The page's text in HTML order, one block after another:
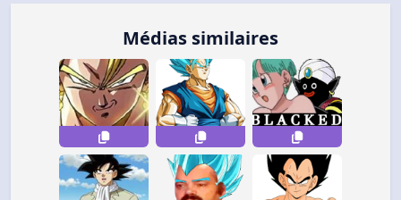
Médias similaires